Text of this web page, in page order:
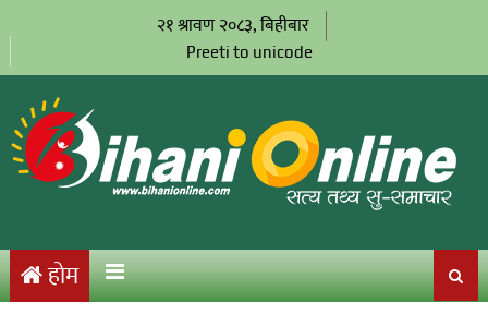
२१ श्रावण २०८३, बिहीबार
Preeti to unicode
होम